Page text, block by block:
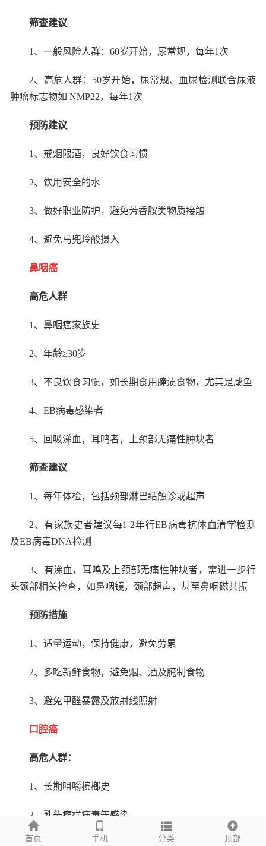
筛查建议
1 、一般风险人群： 60岁开始，尿常规，每年1 次
2、高危人群： 50岁开始，尿常规、血尿检测联合尿液
肿瘤标志物如 NMP22，每年1 次
预防建议
1 、戒烟限酒，良好饮食习惯
2、饮用安全的水
3、做好职业防护，避免芳香胺类物质接触
4、避免马兜玲酸摄入
鼻咽癌
高危人群
1 、鼻咽癌家族史
2、年龄≥30岁
3、不良饮食习惯，如长期食用腌渍食物，尤其是咸鱼
4、 EB病毒感染者
5、回吸涕血，耳鸣者，上颈部无痛性肿块者
筛查建议
1 、每年体检，包括颈部淋巴结触诊或超声
2、有家族史者建议每1-2年行EB病毒抗体血清学检测
及EB病毒DNA检测
3、有涕血，耳鸣及上颈部无痛性肿块者，需进一步行
头颈部相关检查，如鼻咽镜，颈部超声，甚至鼻咽磁共振
预防措施
1 、适量运动，保持健康，避免劳累
2、多吃新鲜食物，避免烟、酒及腌制食物
3、避免甲醛暴露及放射线照射
口腔癌
高危人群：
1 、长期咀嚼槟榔史
2 、乳头瘤样病毒等感染
3、长期主动或被动吸烟者，长期饮酒者
首页 手机 分类 顶部